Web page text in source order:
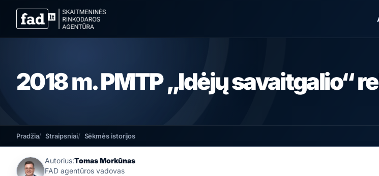
2018 m. PMTP „Idėjų savaitgalio“
Pradžia Straipsniai Sėkmės istorijos
Autorius:Tomas Morkūnas
FAD agentūros vadovas